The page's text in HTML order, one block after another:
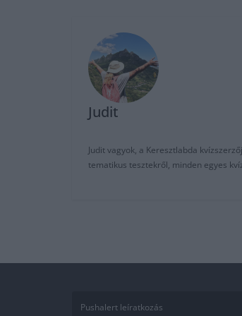
Judit
Judit vagyok, a Keresztlabda
tematikus tesztekről, minden egyes
Pushalert leíratkozás